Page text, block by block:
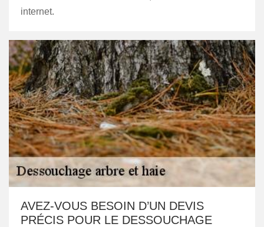
internet.
AVEZ-VOUS BESOIN D’UN DEVIS
PRÉCIS POUR LE DESSOUCHAGE